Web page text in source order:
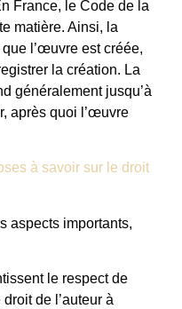
France, le Code de la
matière. Ainsi, la
l’œuvre est créée,
la création. La
généralement jusqu’à
après quoi l’œuvre
à savoir sur le droit
aspects importants,
le respect de
de l’auteur à